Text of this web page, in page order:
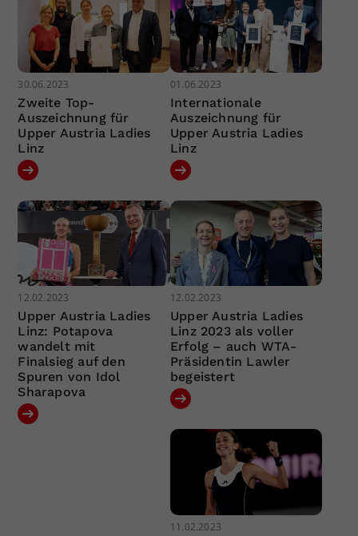
30.06.2023
Zweite Top-
Auszeichnung für
Upper Austria Ladies
Linz
01.06.2023
Internationale
Auszeichnung für
Upper Austria Ladies
Linz
12.02.2023
Upper Austria Ladies
Linz: Potapova
wandelt mit
Finalsieg auf den
Spuren von Idol
Sharapova
12.02.2023
Upper Austria Ladies
Linz 2023 als voller
Erfolg – auch WTA-
Präsidentin Lawler
begeistert
11.02.2023